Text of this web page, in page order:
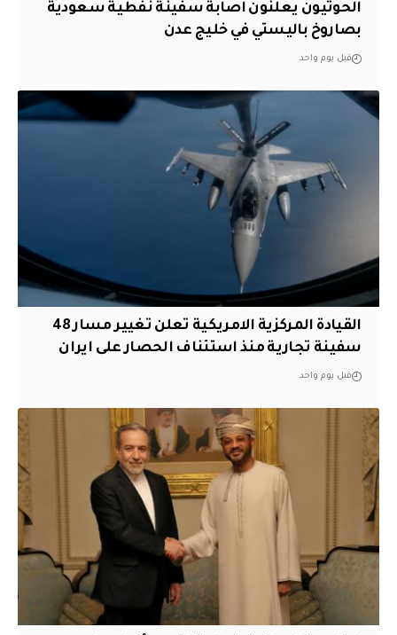
الحوثيون يعلنون اصابة سفينة نفطية سعودية
بصاروخ باليستي في خليج عدن
قبل يوم واحد
القيادة المركزية الامريكية تعلن تغيير مسار 48
سفينة تجارية منذ استئناف الحصار على ايران
قبل يوم واحد